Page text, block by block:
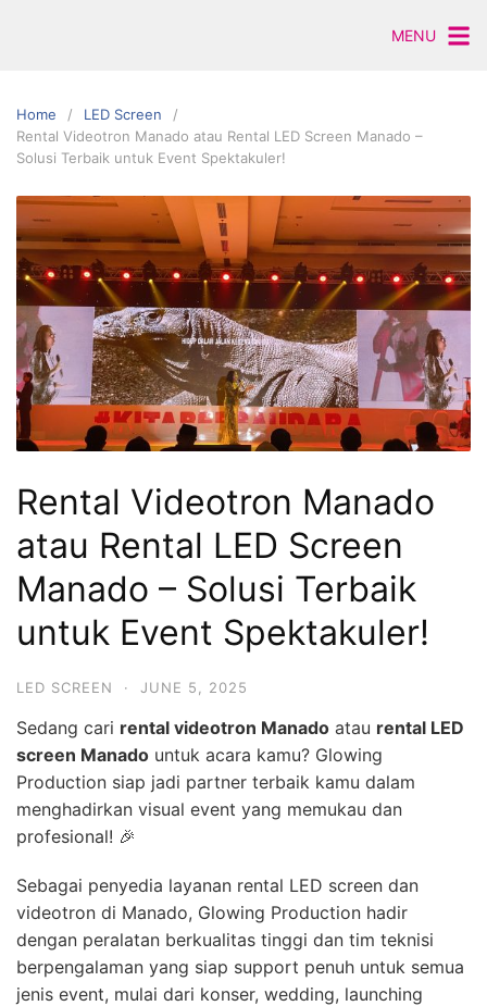
MENU
Home
LED Screen
Rental Videotron Manado atau Rental LED Screen Manado –
Solusi Terbaik untuk Event Spektakuler!
Rental Videotron Manado
atau Rental LED Screen
Manado – Solusi Terbaik
untuk Event Spektakuler!
LED SCREEN · JUNE 5, 2025
Sedang cari rental videotron Manado atau rental LED
screen Manado untuk acara kamu? Glowing
Production siap jadi partner terbaik kamu dalam
menghadirkan visual event yang memukau dan
profesional! 🎉
Sebagai penyedia layanan rental LED screen dan
videotron di Manado, Glowing Production hadir
dengan peralatan berkualitas tinggi dan tim teknisi
berpengalaman yang siap support penuh untuk semua
jenis event, mulai dari konser, wedding, launching